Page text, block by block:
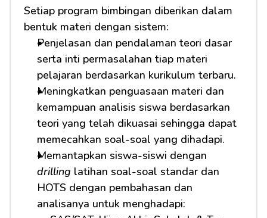
Setiap program bimbingan diberikan dalam
bentuk materi dengan sistem:
Penjelasan dan pendalaman teori dasar
serta inti permasalahan tiap materi
pelajaran berdasarkan kurikulum terbaru.
Meningkatkan penguasaan materi dan
kemampuan analisis siswa berdasarkan
teori yang telah dikuasai sehingga dapat
memecahkan soal-soal yang dihadapi.
drilling latihan soal-soal standar dan
HOTS dengan pembahasan dan
analisanya untuk menghadapi: